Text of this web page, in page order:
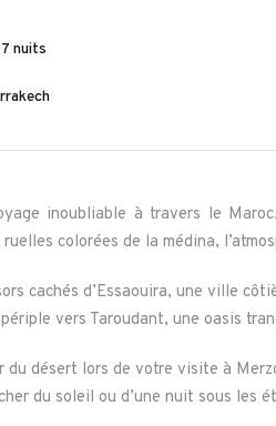
nuits
inoubliable à travers le
colorées de la médina,
cachés d’Essaouira, une ville
vers Taroudant, une oasis
désert lors de votre visite à
du soleil ou d’une nuit sous les